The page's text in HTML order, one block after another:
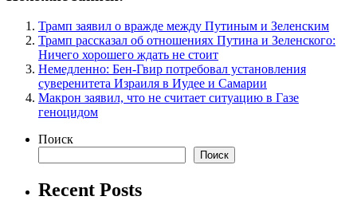
Трамп заявил о вражде между Путиным и Зеленским
Трамп рассказал об отношениях Путина и Зеленского:
Ничего хорошего ждать не стоит
Немедленно: Бен-Гвир потребовал установления
суверенитета Израиля в Иудее и Самарии
Макрон заявил, что не считает ситуацию в Газе
геноцидом
Поиск
Поиск
Recent Posts